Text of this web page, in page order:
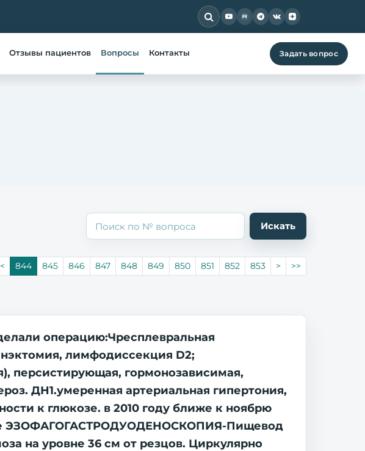
Отзывы пациентов Вопросы Контакты Задать вопрос
< 844 845 846 847 848 849 850 851 852 853 > >>
операцию:Чресплевральная
лимфодиссекция D2;
персистирующая, гормонозависимая,
ДН1.умеренная артериальная гипертония,
к глюкозе. в 2010 году ближе к ноябрю
ЭЗОФАГОГАСТРОДУОДЕНОСКОПИЯ-Пищевод
на уровне 36 см от резцов. Циркулярно